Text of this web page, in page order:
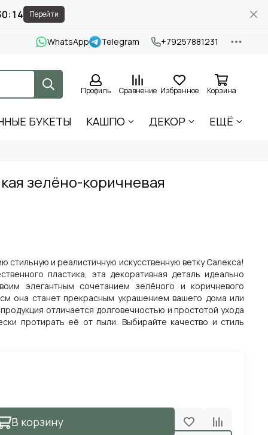
Перейти
WhatsApp Telegram +79257881231
Профиль Сравнение Избранное Корзина
БУКЕТЫ КАШПО ДЕКОР ЕЩЁ
зелёно-коричневая
стильную и реалистичную искусственную ветку Салекса!
пластика, эта декоративная деталь идеально
элегантным сочетанием зелёного и коричневого
она станет прекрасным украшением вашего дома или
отличается долговечностью и простотой ухода
протирать её от пыли. Выбирайте качество и стиль
В корзину